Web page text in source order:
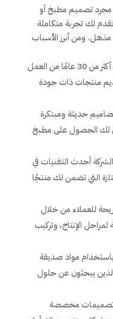
مجرد تصميم مطبخ أو
تقدم لك تجربة متكاملة
مذهل. ومن أبرز الأسباب
: مع أكثر من 30 عامًا من العمل
منتجات ذات جودة
حديثة ومبتكرة
لك الحصول على مطبخ
أحدث التقنيات في
التي تضمن لك منتجًا
للعملاء من خلال
الإنتاج، وتركيب
باستخدام مواد صديقة
الذين يبحثون عن حلول
تصميمات مخصصة